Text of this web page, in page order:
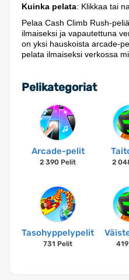
Kuinka pelata: Klikkaa tai
Pelaa Cash Climb Rush-
ilmaiseksi ja vapautettuna
on yksi hauskoista arcade-
pelata ilmaiseksi verkossa
Pelikategoriat
Arcade-pelit
2 390 Pelit 2
Tasohyppelypelit
731 Pelit